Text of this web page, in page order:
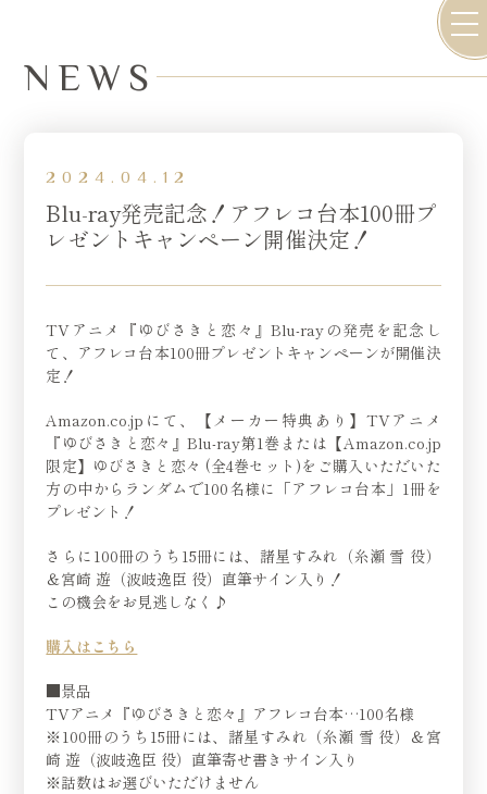
STAFF / CAST
NEWS
2024.04.12
Blu-ray発売記念！アフレコ台本100冊プ
レゼントキャンペーン開催決定！
TVアニメ『ゆびさきと恋々』Blu-rayの発売を記念し
て、アフレコ台本100冊プレゼントキャンペーンが開催決
定！
Amazon.co.jpにて、【メーカー特典あり】TVアニメ
『ゆびさきと恋々』Blu-ray第1巻または【Amazon.co.jp
限定】ゆびさきと恋々 (全4巻セット)をご購入いただいた
方の中からランダムで100名様に「アフレコ台本」1冊を
プレゼント！
さらに100冊のうち15冊には、諸星すみれ（糸瀬 雪 役）
＆宮崎 遊（波岐逸臣 役）直筆サイン入り！
この機会をお見逃しなく♪
購入はこちら
■景品
TVアニメ『ゆびさきと恋々』アフレコ台本…100名様
※100冊のうち15冊には、諸星すみれ（糸瀬 雪 役）＆宮
崎 遊（波岐逸臣 役）直筆寄せ書きサイン入り
※話数はお選びいただけません